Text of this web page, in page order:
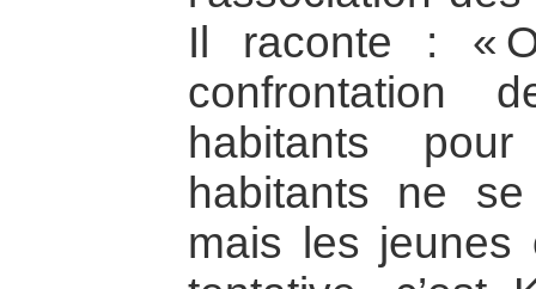
Il raconte : «
confrontation
habitants
habitants ne
mais les jeunes